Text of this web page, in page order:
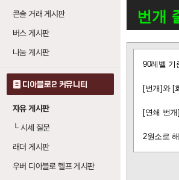
콘솔 거래 게시판
버스 게시판
나눔 게시판
디아블로2 커뮤니티
자유 게시판
└시세 질문
래더 게시판
우버 디아블로 헬프 게시판
번개
번개 12
번개
연쇄
90레벨 기
[번개]와 [
[연쇄 번
2원소로